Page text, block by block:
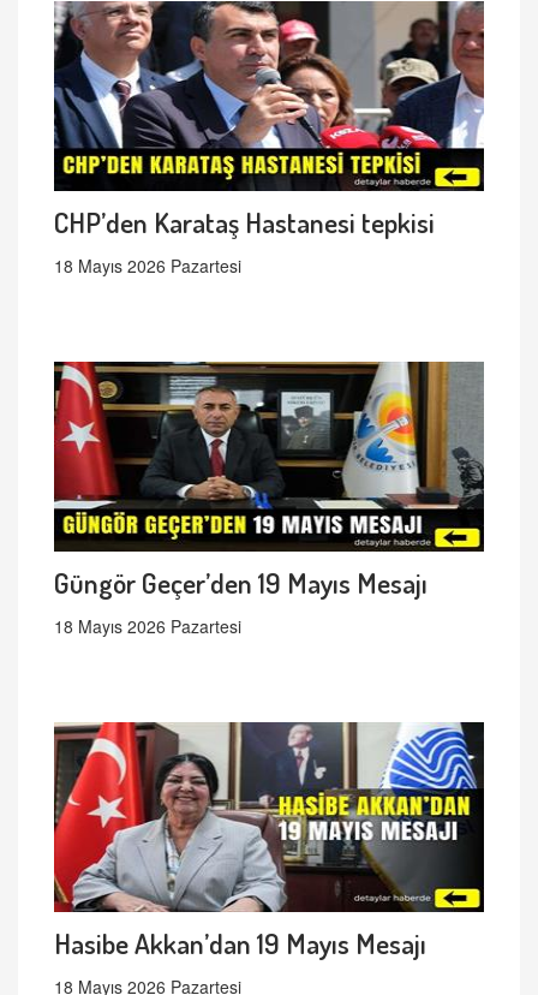
CHP’den Karataş Hastanesi tepkisi
18 Mayıs 2026 Pazartesi
Güngör Geçer’den 19 Mayıs Mesajı
18 Mayıs 2026 Pazartesi
Hasibe Akkan’dan 19 Mayıs Mesajı
18 Mayıs 2026 Pazartesi